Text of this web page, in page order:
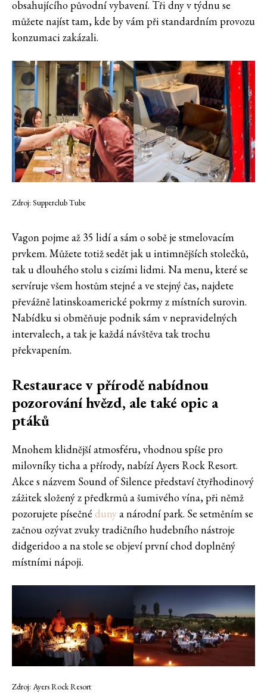
obsahujícího původní vybavení. Tři dny v týdnu se
můžete najíst tam, kde by vám při standardním provozu
konzumaci zakázali.
Zdroj: Supperclub Tube
Vagon pojme až 35 lidí a sám o sobě je stmelovacím
prvkem. Můžete totiž sedět jak u intimnějších stolečků,
tak u dlouhého stolu s cizími lidmi. Na menu, které se
servíruje všem hostům stejné a ve stejný čas, najdete
převážně latinskoamerické pokrmy z místních surovin.
Nabídku si obměňuje podnik sám v nepravidelných
intervalech, a tak je každá návštěva tak trochu
překvapením.
Restaurace v přírodě nabídnou
pozorování hvězd, ale také opic a
ptáků
Mnohem klidnější atmosféru, vhodnou spíše pro
milovníky ticha a přírody, nabízí Ayers Rock Resort.
Akce s názvem Sound of Silence představí čtyřhodinový
zážitek složený z předkrmů a šumivého vína, při němž
pozorujete písečné dunya národní park. Se setměním se
začnou ozývat zvuky tradičního hudebního nástroje
didgeridoo a na stole se objeví první chod doplněný
místními nápoji.
Zdroj: Ayers Rock Resort